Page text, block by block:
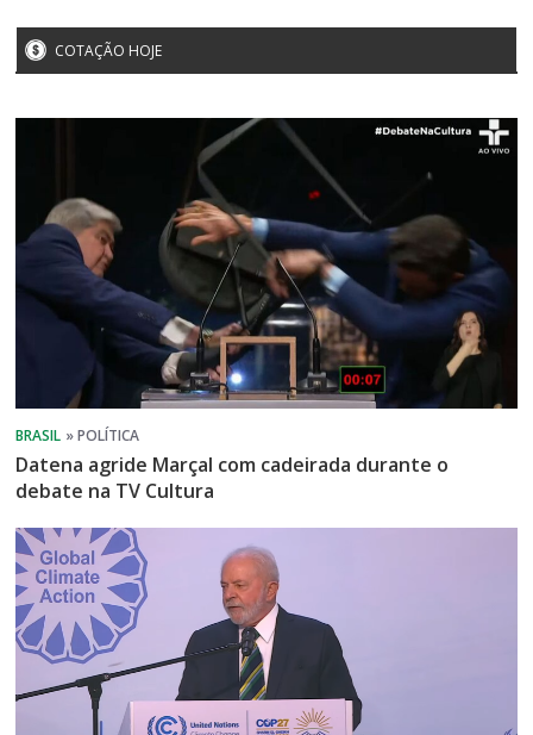
COTAÇÃO HOJE
Datena agride Marçal com cadeirada durante o
debate na TV Cultura